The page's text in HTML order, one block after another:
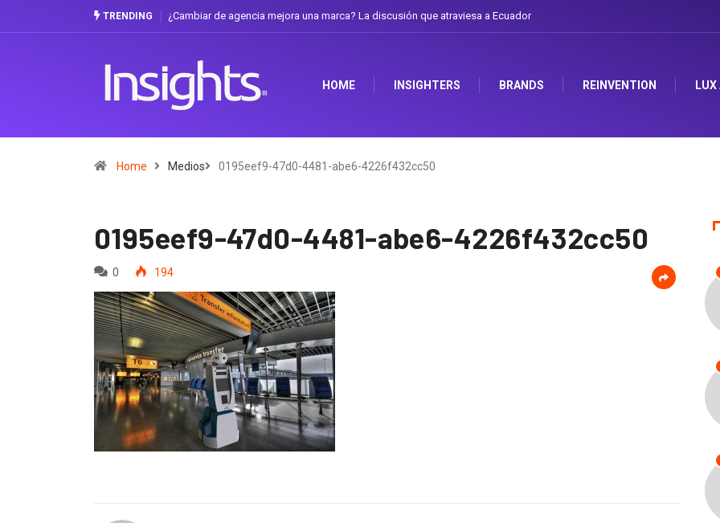
TRENDING ¿Cambiar de agencia mejora una marca? La discusión que atraviesa a Ecuador
HOME INSIGHTERS BRANDS REINVENTION LUX
Home Medios 0195eef9-47d0-4481-abe6-4226f432cc50
0195eef9-47d0-4481-abe6-4226f432cc50
0 194